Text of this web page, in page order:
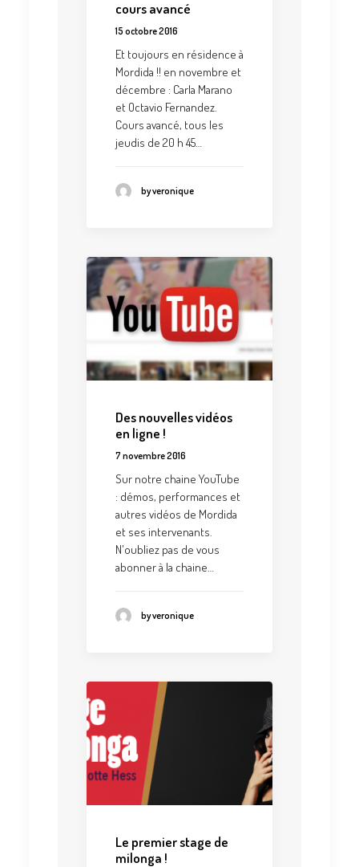
cours avancé
15 octobre 2016
Et toujours en résidence à
Mordida !! en novembre et
décembre : Carla Marano
et Octavio Fernandez.
Cours avancé, tous les
jeudis de 20 h 45…
by veronique
Des nouvelles vidéos
en ligne !
7 novembre 2016
Sur notre chaine YouTube
: démos, performances et
autres vidéos de Mordida
et ses intervenants.
N'oubliez pas de vous
abonner à la chaine…
by veronique
Le premier stage de
milonga !